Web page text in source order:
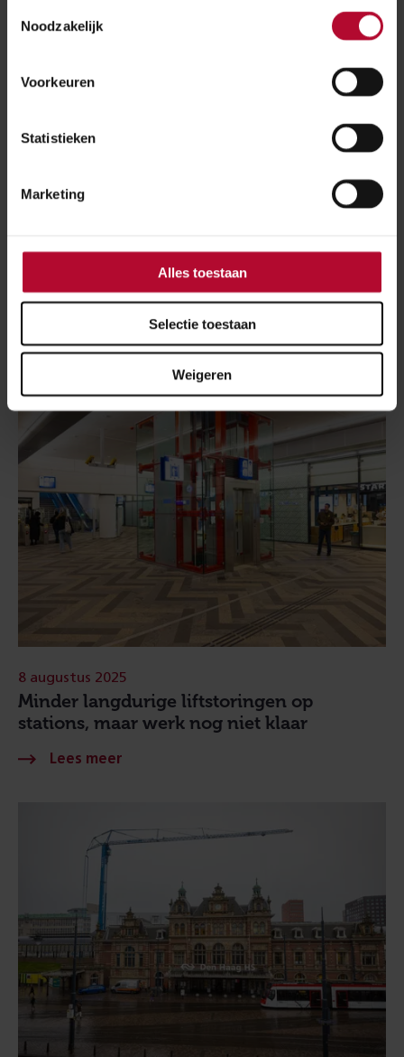
Noodzakelijk
Voorkeuren
Statistieken
Marketing
Alles toestaan
Selectie toestaan
Weigeren
Toegankelijkheid Rotterdam Noord
Meer nieuws
Minder langdurige liftstoringen op
stations, maar werk nog niet klaar
8 augustus 2025